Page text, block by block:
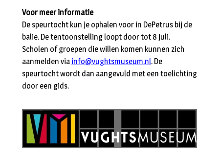
Voor meer informatie
De speurtocht kun je ophalen voor in DePetrus bij de
balie. De tentoonstelling loopt door tot 8 juli.
Scholen of groepen die willen komen kunnen zich
aanmelden via info@vughtsmuseum.nl. De
speurtocht wordt dan aangevuld met een toelichting
door een gids.